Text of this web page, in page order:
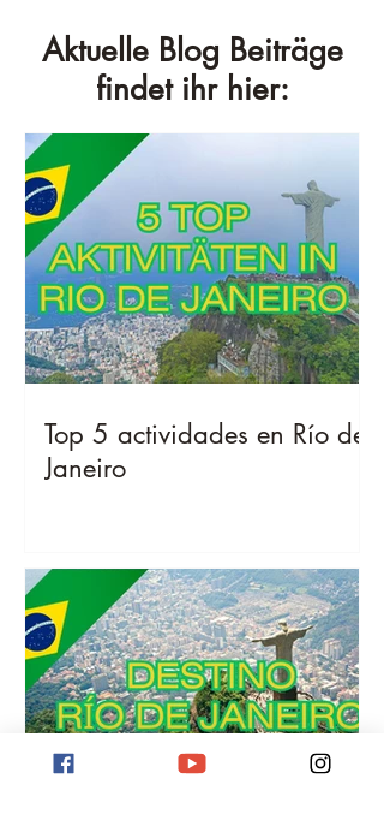
Aktuelle Blog Beiträge
findet ihr hier:
Top 5 actividades en Río de
Janeiro